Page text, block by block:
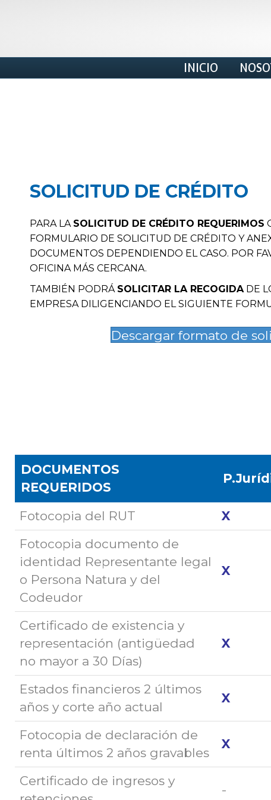
INICIO
SOLICITUD DE CRÉDITO
PARA LA SOLICITUD DE CRÉDITO REQUERIMOS
FORMULARIO DE SOLICITUD DE CRÉDITO Y
DOCUMENTOS DEPENDIENDO EL CASO. POR
OFICINA MÁS CERCANA.
TAMBIÉN PODRÁ SOLICITAR LA RECOGIDADE
EMPRESA DILIGENCIANDO EL SIGUIENTE
Descargar formato de
DOCUMENTOS
REQUERIDOS
Fotocopia del RUT X
Fotocopia documento de
identidad Representante legal
o Persona Natura y del
Codeudor
X
Certificado de existencia y
representación (antigüedad
no mayor a 30 Días)
X
Estados financieros 2 últimos
años y corte año actual
X
Fotocopia de declaración de
renta últimos 2 años gravables
X
Certificado de ingresos y
-